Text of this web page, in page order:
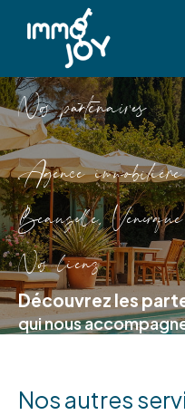
No patenaie
Agence immobilière
Beauzelle, Venerque
Nos liens
Découvrez les
qui nous
Nos autres